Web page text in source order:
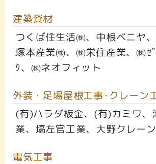
建築資材
つくば住生活㈱、中根ベニヤ、
塚本産業㈱、㈱栄住産業、㈱ｾ
ｸ、㈱ネオフィット
外装・足場屋根工事･クレーン
(有)ハラダ板金、(有)カミワ、
業、塙左官工業、大野クレーン
電気工事